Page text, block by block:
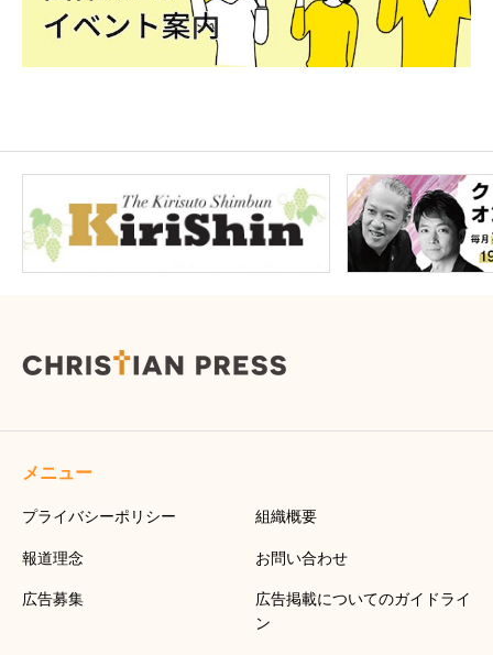
メニュー
プライバシーポリシー 組織概要
報道理念 お問い合わせ
広告募集
広告掲載についてのガイドライ
ン